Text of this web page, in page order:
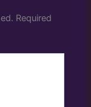
Required